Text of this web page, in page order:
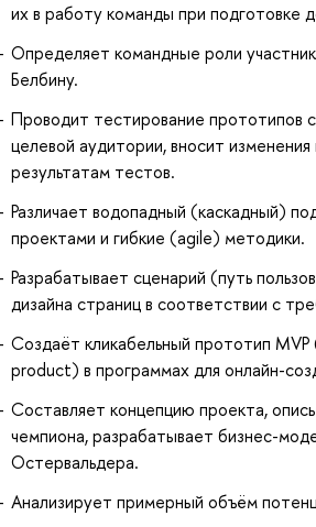
их в работу команды при подготовке
Определяет командные роли
Белбину.
Проводит тестирование прототипов
целевой аудитории, вносит
результатам тестов.
Различает водопадный (каскадный)
проектами и гибкие (agile) методики.
Разрабатывает сценарий (путь
дизайна страниц в соответствии с
Создаёт кликабельный прототип
product) в программах для онлайн-
Составляет концепцию проекта,
чемпиона, разрабатывает бизнес-
Остервальдера.
Анализирует примерный объём